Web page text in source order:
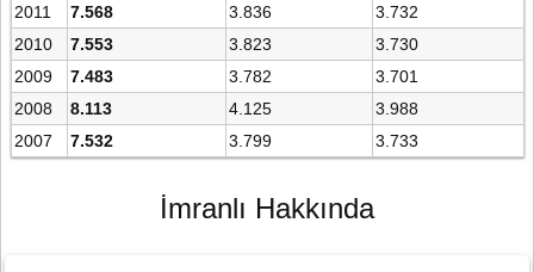
2011
7.568 3.836
3.732
2010
7.553 3.823
3.730
2009
7.483 3.782
3.701
2008
8.113 4.125
3.988
2007
7.532 3.799 3.733
İmranlı Hakkında